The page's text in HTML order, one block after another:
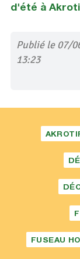
d'été à
Publié le 07/
13:23
FUSEAU